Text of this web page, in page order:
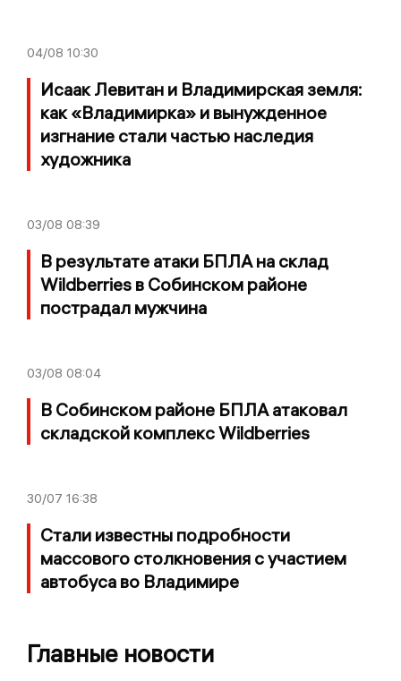
04/08 10:30
Исаак Левитан и Владимирская земля:
как «Владимирка» и вынужденное
изгнание стали частью наследия
художника
03/08 08:39
В результате атаки БПЛА на склад
Wildberries в Собинском районе
пострадал мужчина
03/08 08:04
В Собинском районе БПЛА атаковал
складской комплекс Wildberries
30/07 16:38
Стали известны подробности
массового столкновения с участием
автобуса во Владимире
Главные новости